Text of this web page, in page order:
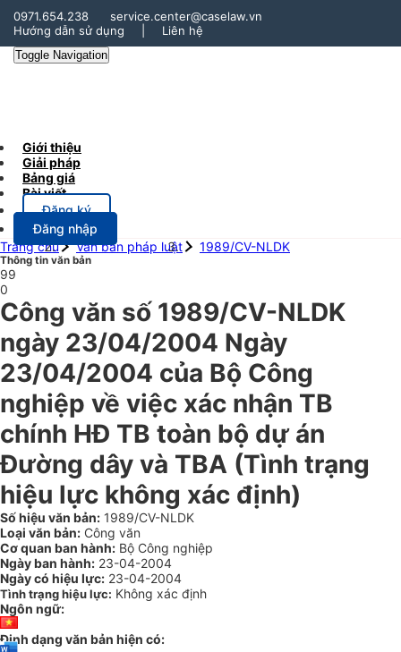
0971.654.238
service.center@caselaw.vn
Hướng dẫn sử dụng
Liên hệ
Toggle Navigation
Giới thiệu
Giải pháp
Bảng giá
Bài viết
Đăng ký
Đăng nhập
Trang chủ
Văn bản pháp luật 1989/CV-NLDK
Thông tin văn bản
99
0
Công văn số 1989/CV-NLDK
ngày 23/04/2004 Ngày
23/04/2004 của Bộ Công
nghiệp về việc xác nhận TB
chính HĐ TB toàn bộ dự án
Đường dây và TBA (Tình trạng
hiệu lực không xác định)
Số hiệu văn bản: 1989/CV-NLDK
Loại văn bản: Công văn
Cơ quan ban hành: Bộ Công nghiệp
Ngày ban hành: 23-04-2004
Ngày có hiệu lực: 23-04-2004
Tình trạng hiệu lực: Không xác định
Ngôn ngữ:
Định dạng văn bản hiện có: